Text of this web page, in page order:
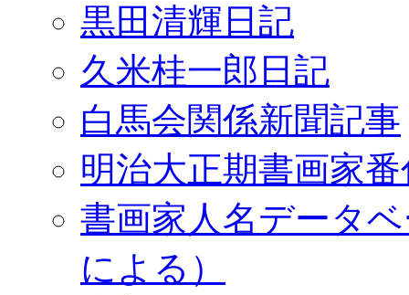
黒田清輝日記
久米桂一郎日記
白馬会関係新聞記事
明治大正期書画家
書画家人名データ
による）